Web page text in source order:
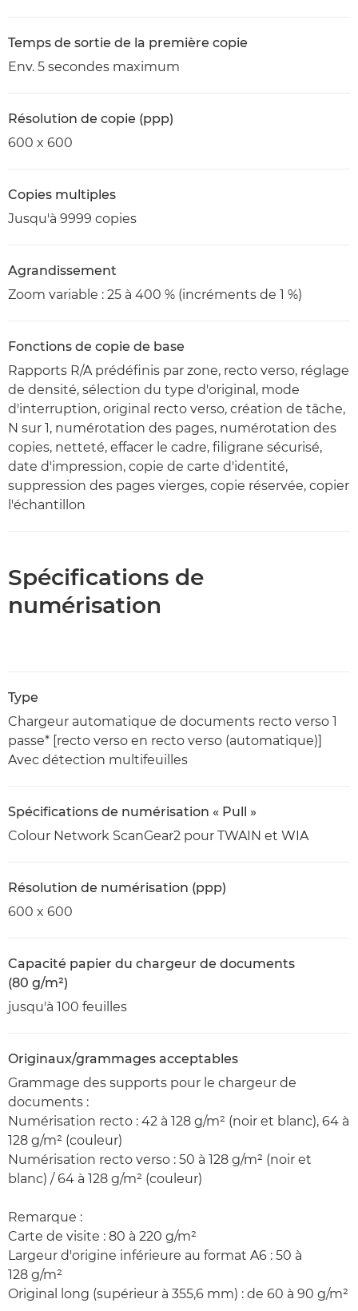
Temps de sortie de la première copie
Env. 5 secondes maximum
Résolution de copie (ppp)
600 x 600
Copies multiples
Jusqu'à 9999 copies
Agrandissement
Zoom variable : 25 à 400 % (incréments de 1 %)
Fonctions de copie de base
Rapports R/A prédéfinis par zone, recto verso, réglage
de densité, sélection du type d'original, mode
d'interruption, original recto verso, création de tâche,
N sur 1, numérotation des pages, numérotation des
copies, netteté, effacer le cadre, filigrane sécurisé,
date d'impression, copie de carte d'identité,
suppression des pages vierges, copie réservée, copier
l'échantillon
Spécifications de
numérisation
Type
Chargeur automatique de documents recto verso 1
passe* [recto verso en recto verso (automatique)]
Avec détection multifeuilles
Spécifications de numérisation « Pull »
Colour Network ScanGear2 pour TWAIN et WIA
Résolution de numérisation (ppp)
600 x 600
Capacité papier du chargeur de documents
(80 g/m²)
jusqu'à 100 feuilles
Originaux/grammages acceptables
Grammage des supports pour le chargeur de
documents :
Numérisation recto : 42 à 128 g/m² (noir et blanc), 64 à
128 g/m² (couleur)
Numérisation recto verso : 50 à 128 g/m² (noir et
blanc) / 64 à 128 g/m² (couleur)
Remarque :
Carte de visite : 80 à 220 g/m²
Largeur d'origine inférieure au format A6 : 50 à
128 g/m²
Original long (supérieur à 355,6 mm) : de 60 à 90 g/m²